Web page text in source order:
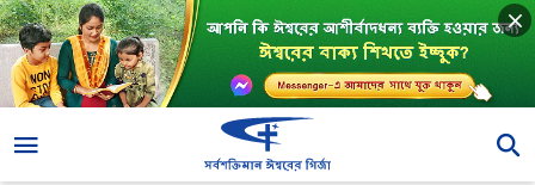
তুমি কি জানতে? ঈশ্বর মানুষের মধ্যে এক মহান কাজ করেছেন